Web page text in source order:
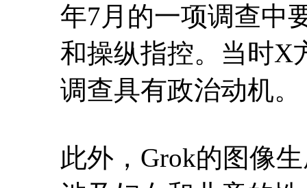
年7月的一项调查中
和操纵指控。当时X
调查具有政治动机。
此外，Grok的图像